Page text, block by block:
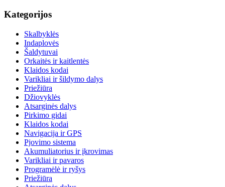
Kategorijos
Skalbyklės
Indaplovės
Šaldytuvai
Orkaitės ir kaitlentės
Klaidos kodai
Varikliai ir šildymo dalys
Priežiūra
Džiovyklės
Atsarginės dalys
Pirkimo gidai
Klaidos kodai
Navigacija ir GPS
Pjovimo sistema
Akumuliatorius ir įkrovimas
Varikliai ir pavaros
Programėlė ir ryšys
Priežiūra